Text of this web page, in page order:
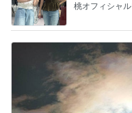
桃オフィシャ